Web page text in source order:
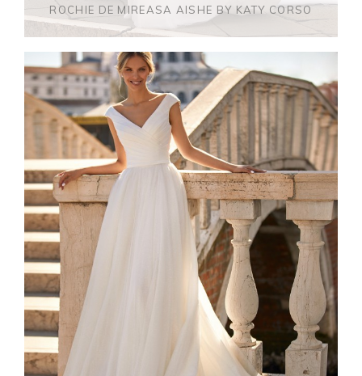
ROCHIE DE MIREASA AISHE BY KATY CORSO